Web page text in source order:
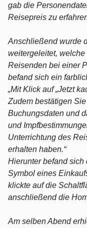
gab die
Reisepreis zu
Anschließend wurde
weitergeleitet,
Reisenden bei einer
befand sich ein
„Mit Klick auf „Jetzt
Zudem bestätigen
Buchungsdaten und
und
Unterrichtung des
erhalten haben.“
Hierunter befand sich
Symbol eines
klickte auf die
anschließend die
Am selben Abend